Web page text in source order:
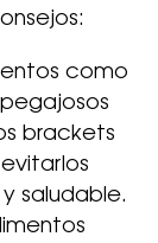
como
brackets
saludable.